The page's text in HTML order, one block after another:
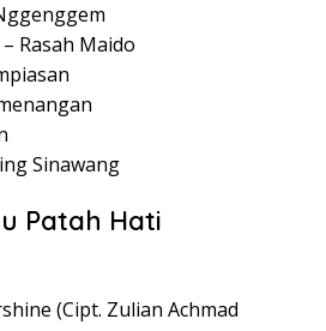
Rasah Maido
Sinawang
Patah Hati
(Cipt. Zulian Achmad